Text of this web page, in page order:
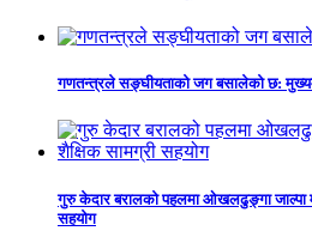
गणतन्त्रले सङ्घीयताको जग बसालेको छ:
गुरु केदार बरालको पहलमा ओखलढुङ्गा जाल्पा
सहयोग